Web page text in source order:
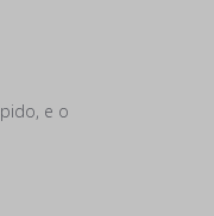
e o